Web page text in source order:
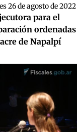
26 de agosto de 2022
para el
ordenadas
de Napalpí